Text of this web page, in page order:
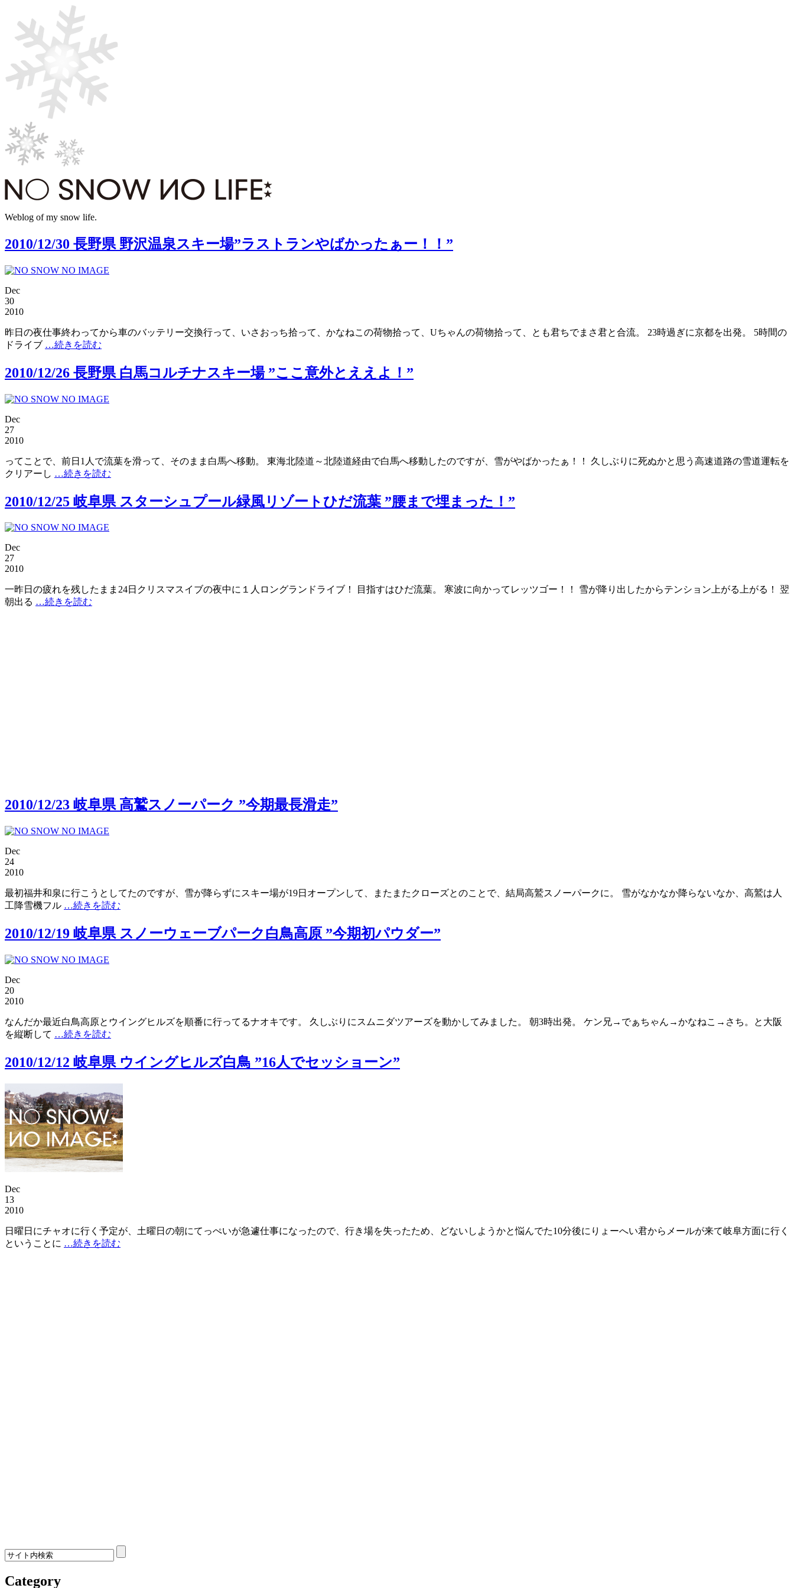
Weblog of my snow life.
2010/12/30 長野県 野沢温泉スキー場”ラストランやばかったぁー！！”
Dec
30
2010
昨日の夜仕事終わってから車のバッテリー交換行って、いさおっち拾って、かなねこの荷物拾って、Uちゃんの荷物拾って、とも君ちでまさ君と合流。 23時過ぎに京都を出発。 5時間の
ドライブ …続きを読む
2010/12/26 長野県 白馬コルチナスキー場 ”ここ意外とええよ！”
Dec
27
2010
ってことで、前日1人で流葉を滑って、そのまま白馬へ移動。 東海北陸道～北陸道経由で白馬へ移動したのですが、雪がやばかったぁ！！ 久しぶりに死ぬかと思う高速道路の雪道運転を
クリアーし …続きを読む
2010/12/25 岐阜県 スターシュプール緑風リゾートひだ流葉 ”腰まで埋まった！”
Dec
27
2010
一昨日の疲れを残したまま24日クリスマスイブの夜中に１人ロングランドライブ！ 目指すはひだ流葉。 寒波に向かってレッツゴー！！ 雪が降り出したからテンション上がる上がる！ 翌
朝出る …続きを読む
2010/12/23 岐阜県 高鷲スノーパーク ”今期最長滑走”
Dec
24
2010
最初福井和泉に行こうとしてたのですが、雪が降らずにスキー場が19日オープンして、またまたクローズとのことで、結局高鷲スノーパークに。 雪がなかなか降らないなか、高鷲は人
工降雪機フル …続きを読む
2010/12/19 岐阜県 スノーウェーブパーク白鳥高原 ”今期初パウダー”
Dec
20
2010
なんだか最近白鳥高原とウイングヒルズを順番に行ってるナオキです。 久しぶりにスムニダツアーズを動かしてみました。 朝3時出発。 ケン兄→でぁちゃん→かなねこ→さち。と大阪
を縦断して …続きを読む
2010/12/12 岐阜県 ウイングヒルズ白鳥 ”16人でセッショーン”
Dec
13
2010
日曜日にチャオに行く予定が、土曜日の朝にてっぺいが急遽仕事になったので、行き場を失ったため、どないしようかと悩んでた10分後にりょーへい君からメールが来て岐阜方面に行く
ということに …続きを読む
Category